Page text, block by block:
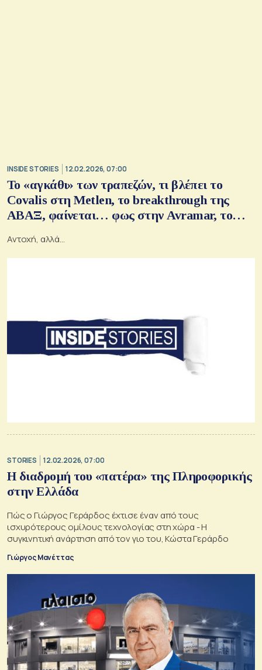
INSIDE STORIES 12.02.2026, 07:00
Το «αγκάθι» των τραπεζών, τι βλέπει το
Covalis στη Metlen, το breakthrough της
ΑΒΑΞ, φαίνεται… φως στην Avramar, το
Αντοχή, αλλά…
STORIES 12.02.2026, 07:00
Η διαδρομή του «πατέρα» της Πληροφορικής
στην Ελλάδα
Πώς ο Γιώργος Γεράρδος έχτισε έναν από τους
ισχυρότερους ομίλους τεχνολογίας στη χώρα - Η
συγκινητική ανάρτηση από τον γιο του, Κώστα Γεράρδο
Γιώργος Μανέττας